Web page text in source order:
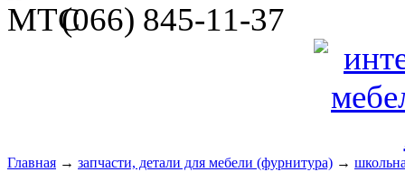
(066) 845-11-37
Главная → запчасти, детали для мебели (фурнитура) →